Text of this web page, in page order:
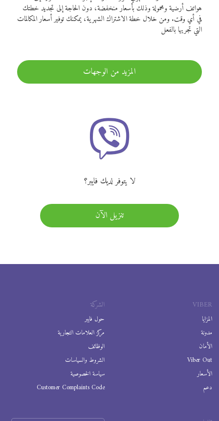
هواتف أرضية ومحمولة وذلك بأسعار منخفضة، دون الحاجة إلى تجديد خطتك
في أي وقت. ومن خلال خطة الاشتراك الشهرية، يمكنك توفير أسعار المكالمات
التي تجريها بالفعل
المزيد من الوجهات
لا يتوفر لديك فايبر؟
تنزيل الآن
VIBER
المزايا
مدونة
الأمان
Viber Out
الأسعار
دعم
الشركة
حول فايبر
مركز العلامات التجارية
الوظائف
الشروط والسياسات
سياسة الخصوصية
Customer Complaints Code